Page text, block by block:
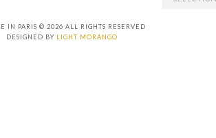
IN PARIS © 2026 ALL RIGHTS RESERVED
DESIGNED BY LIGHT MORANGO